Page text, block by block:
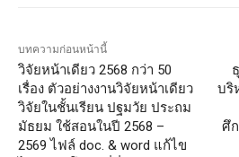
บทความก่อนหน้านี้
วิจัยหน้าเดียว 2568 กว่า 50
เรื่อง ตัวอย่างงานวิจัยหน้าเดียว
วิจัยในชั้นเรียน ปฐมวัย ประถม
มัธยม ใช้สอนในปี 2568 –
2569 ไฟล์ doc. & word แก้ไข
บริ
ศึ